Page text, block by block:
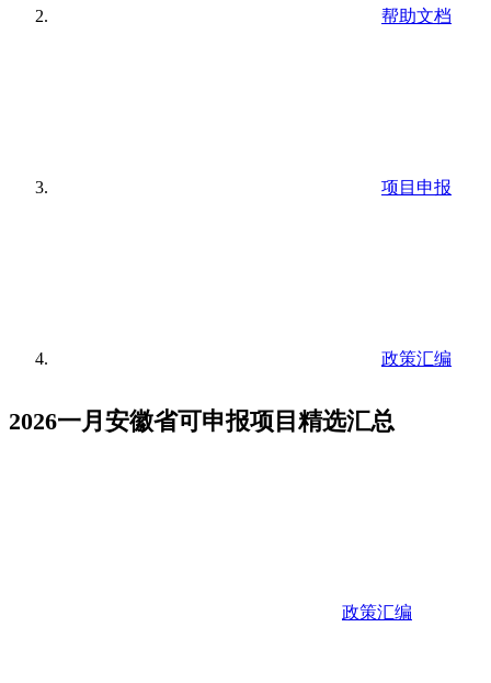
帮助文档
项目申报
政策汇编
2026一月安徽省可申报项目精选汇总
政策汇编